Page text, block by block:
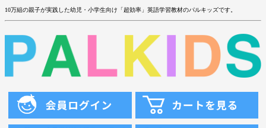
10万組の親子が実践した幼児・小学生向け「超効率」英語学習教材のパルキッズです。